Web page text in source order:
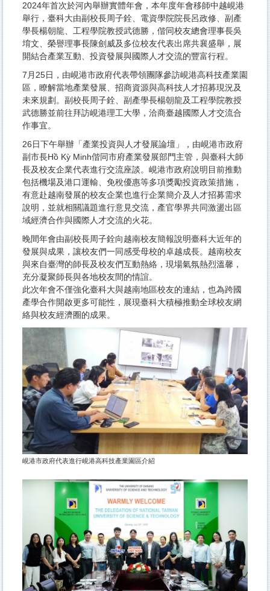
2024年首次於河內舉辦實體年會，本年度年會移師中越峴港
舉行，臺科大由副校長周子銓、電資學院院長呂政修、副產
學長楊朝龍、工程學院教授武德勝，偕同校友總會理事長吳
堉文、榮譽理事長陳劍威及多位校友代表出席共襄盛舉，展
開結合產業互動、投資發展與國際人才交流的豐富行程。
7月25日，由峴港市政府代表帶領團隊參訪峴港高科技產業園
區，瞭解當地產業發展、招商資源與高科技人才招募現況及
未來規劃。副校長周子銓、副產學長楊朝龍及工程學院教授
武德勝並前往拜訪峴港理工大學，洽商臺越國際人才交流合
作事宜。
26日下午舉辦「產業投資與人才發展論壇」，由峴港市政府
副市長Hồ Kỳ Minh偕同市府產業發展部門主管，與臺科大師
長及校友企業代表進行交流座談。峴港市政府說明目前推動
包括機場及港口運輸、免稅優惠等多項獎勵投資政策措施，
有意赴越南發展的校友企業也進行企業簡介及人才招募需求
說明，並就相關議題進行意見交流，產官學界共同激盪出區
域經濟合作與國際人才交流的火花。
晚間年會由副校長周子銓向越南校友簡報說明臺科大近年的
發展與成果，讓校友們一同感受母校的卓越成長。越南校友
與來自臺灣的師長及校友們互動熱絡，現場氣氛熱烈溫馨，
充分凝聚師長與各地校友間的情誼。
此次年會不僅強化臺科大與越南地區校友的連結，也為跨國
產學合作開啟更多可能性，展現臺科大積極推動全球校友網
絡與校友經濟圈的成果。
峴港市政府代表進行峴港高科技產業園區介紹